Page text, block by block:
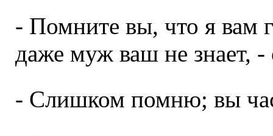
- Помните вы, что я вам
даже муж ваш не знает,
- Слишком помню; вы